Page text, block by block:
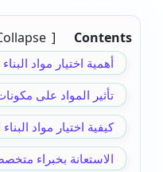
Contents
أهمية اختيار مواد
تأثير المواد على
كيفية اختيار مواد
الاستعانة بخبراء